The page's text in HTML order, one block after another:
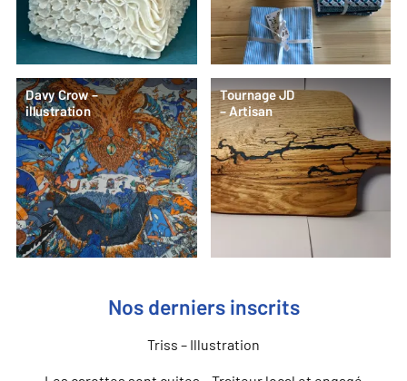
Davy Crow –
illustration
Tournage JD
– Artisan
Nos derniers inscrits
Triss – Illustration